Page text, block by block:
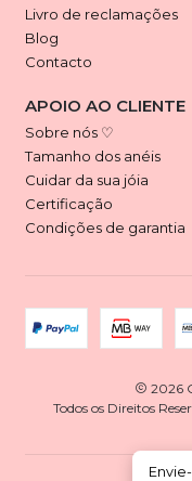
Livro de reclamações
Blog
Contacto
APOIO AO CLIENTE
Sobre nós ♡
Tamanho dos anéis
Cuidar da sua jóia
Certificação
Condições de garantia
2026
Todos os Direitos